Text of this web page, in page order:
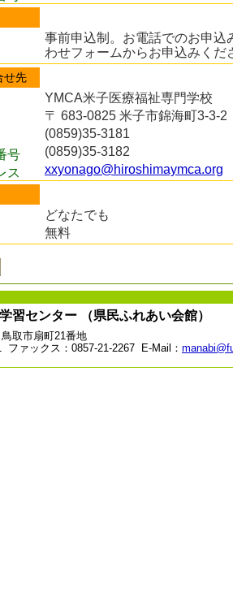
事前申込制。お電話でのお申込
わせフォームからお申込みくだ
せ先
YMCA米子医療福祉専門学校
〒 683-0825 米子市錦海町3-3-2
(0859)35-3181
号
(0859)35-3182
ス
xxyonago@hiroshimaymca.org
どなたでも
無料
習センター （県民ふれあい会館）
取市扇町21番地
ファックス：0857-21-2267 E-Mail：